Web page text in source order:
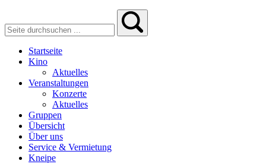
Startseite
Kino
Aktuelles
Veranstaltungen
Konzerte
Aktuelles
Gruppen
Übersicht
Über uns
Service & Vermietung
Kneipe